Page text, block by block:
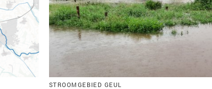
STROOMGEBIED GEUL